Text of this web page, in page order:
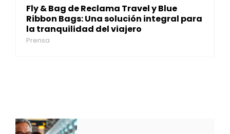
Fly & Bag de Reclama Travel y Blue
Ribbon Bags: Una solución integral para
la tranquilidad del viajero
Prensa